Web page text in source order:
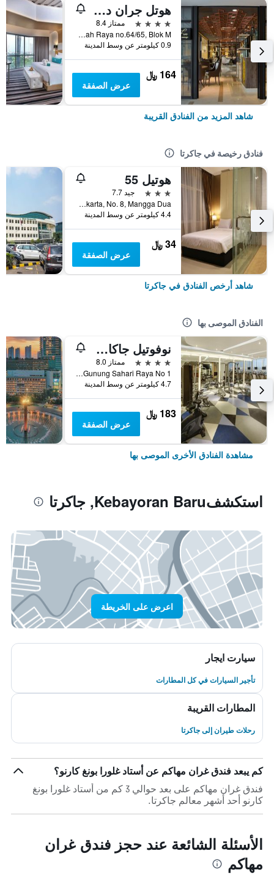
هوتل جران ديكا إيسكاندارسياه
4 نجوم
ممتاز 8.4
Jl. Iskandarsyah Raya no.64/65, Blok M, جاكرتا, إندونيسيا
0.9 كيلومتر عن وسط المدينة
164 ﷼
عرض الصفقة
شاهد المزيد من الفنادق القريبة
فنادق رخيصة في جاكرتا
هوتيل 55
3 نجوم
جيد 7.7
Jl. Pangeran Jayakarta, No. 8, Mangga Dua, جاكرتا, إندونيسيا
4.4 كيلومتر عن وسط المدينة
34 ﷼
عرض الصفقة
شاهد أرخص الفنادق في جاكرتا
الفنادق الموصى بها
نوفوتيل جاكارتا مانغا دوا سكوير
4 نجوم
ممتاز 8.0
Jalan Gunung Sahari Raya No 1, جاكرتا, إندونيسيا
4.7 كيلومتر عن وسط المدينة
183 ﷼
عرض الصفقة
مشاهدة الفنادق الأخرى الموصى بها
استكشفKebayoran Baru, جاكرتا
اعرض على الخريطة
سيارت ايجار
تأجير السيارات في كل المطارات
المطارات القريبة
رحلات طيران إلى جاكرتا
كم يبعد فندق غران مهاكم عن أستاد غلورا بونغ كارنو؟
فندق غران مهاكم على بعد حوالي 3 كم من أستاد غلورا بونغ
كارنو أحد أشهر معالم جاكرتا.
الأسئلة الشائعة عند حجز فندق غران
مهاكم